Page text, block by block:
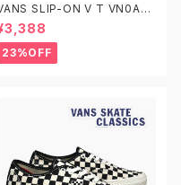
SLIP-ON V T VN0A3
CHECKERBOARD
WHITE 12.0-15.0 ヴ
ンズ クラシック スリッポン ベ
クロ ベビーシューズ
23%OFF